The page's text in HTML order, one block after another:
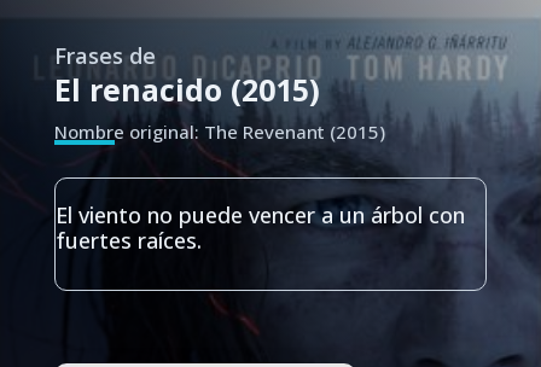
Frases de
El renacido (2015)
Nombre original: The Revenant (2015)
El viento no puede vencer a un árbol con
fuertes raíces.